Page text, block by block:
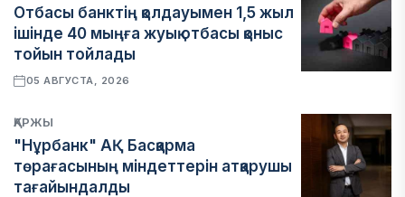
Отбасы банктің қолдауымен 1,5 жыл
ішінде 40 мыңға жуық отбасы қоныс
тойын тойлады
05 АВГУСТА, 2026
ҚАРЖЫ
"Нұрбанк" АҚ Басқарма
төрағасының міндеттерін атқарушы
тағайындалды